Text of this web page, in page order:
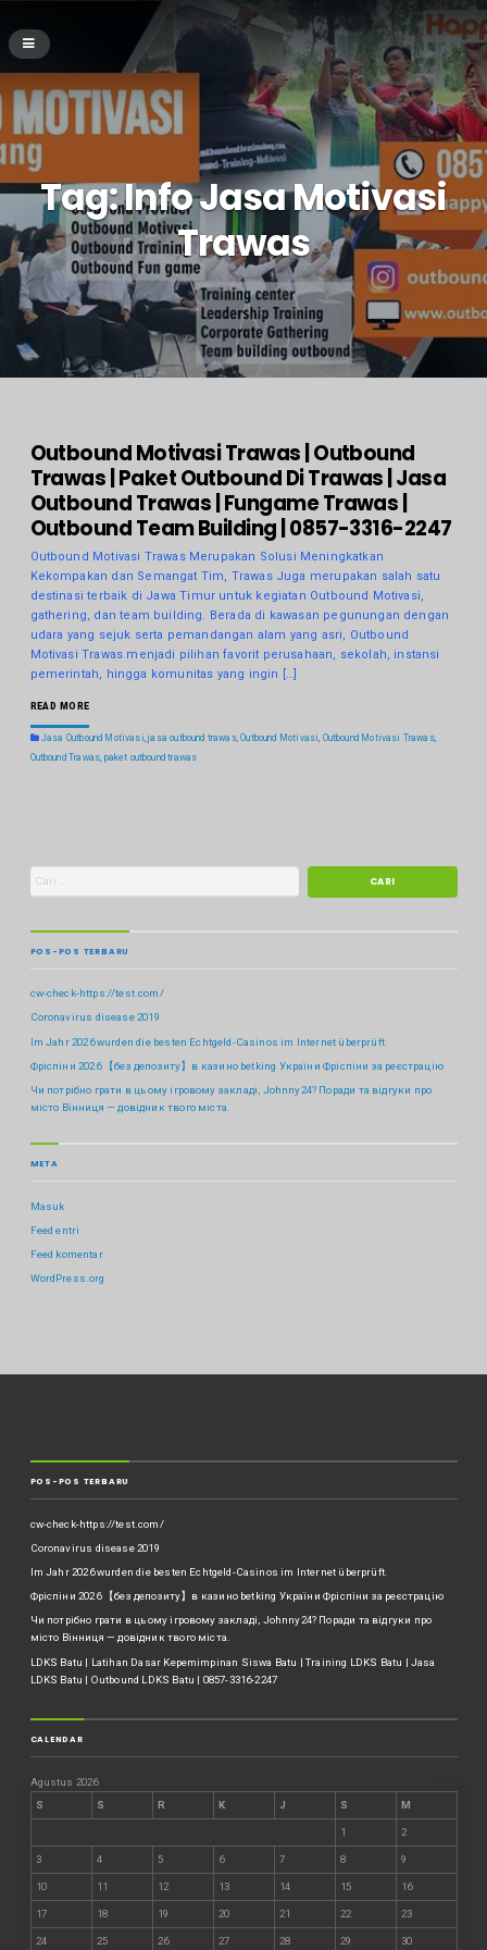
Tag:Info Jasa Motivasi
Trawas
Outbound Motivasi Trawas | Outbound
Trawas | Paket Outbound Di Trawas | Jasa
Outbound Trawas | Fungame Trawas |
Outbound Team Building | 0857-3316-2247
Outbound Motivasi Trawas Merupakan Solusi Meningkatkan
Kekompakan dan Semangat Tim, Trawas Juga merupakan salah satu
destinasi terbaik di Jawa Timur untuk kegiatan Outbound Motivasi,
gathering, dan team building. Berada di kawasan pegunungan dengan
udara yang sejuk serta pemandangan alam yang asri, Outbound
Motivasi Trawas menjadi pilihan favorit perusahaan, sekolah, instansi
pemerintah, hingga komunitas yang ingin […]
READ MORE
Jasa Outbound Motivasi ,jasa outbound trawas,Outbound Motivasi Outbound Motivasi Trawas,
Outbound Trawas paket outbound trawas
POS-POS TERBARU
cw-check-https://test.com/
Coronavirus disease 2019
Im Jahr 2026 wurden die besten Echtgeld-Casinos im Internet überprüft.
Фріспіни 2026 【без депозиту】в казино betking України ️Фріспіни за реєстрацію
Чи потрібно грати в цьому ігровому закладі, Johnny24? Поради та відгуки про
місто Вінниця — довідник твого міста.
META
Masuk
Feed entri
Feed komentar
WordPress.org
POS-POS TERBARU
cw-check-https://test.com/
Coronavirus disease 2019
Im Jahr 2026 wurden die besten Echtgeld-Casinos im Internet überprüft.
Фріспіни 2026 【без депозиту】в казино betking України ️Фріспіни за реєстрацію
Чи потрібно грати в цьому ігровому закладі, Johnny24? Поради та відгуки про
місто Вінниця — довідник твого міста.
LDKS Batu | Latihan Dasar Kepemimpinan Siswa Batu | Training LDKS Batu | Jasa
LDKS Batu | Outbound LDKS Batu | 0857-3316-2247
CALENDAR
Agustus 2026
S
S R K J S M
1 2
3 4 5 6 7 8 9
10 11 12 13 14 15 16
17 18 19 20 21 22 23
24 25 26 27 28 29 30